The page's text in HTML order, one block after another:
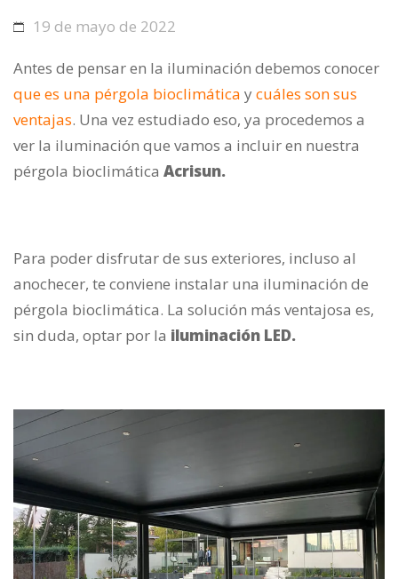
19 de mayo de 2022
Antes de pensar en la iluminación debemos conocer
que es una pérgola bioclimática ycuáles son sus
ventajas. Una vez estudiado eso, ya procedemos a
ver la iluminación que vamos a incluir en nuestra
pérgola bioclimática Acrisun.
Para poder disfrutar de sus exteriores, incluso al
anochecer, te conviene instalar una iluminación de
pérgola bioclimática. La solución más ventajosa es,
sin duda, optar por la iluminación LED.